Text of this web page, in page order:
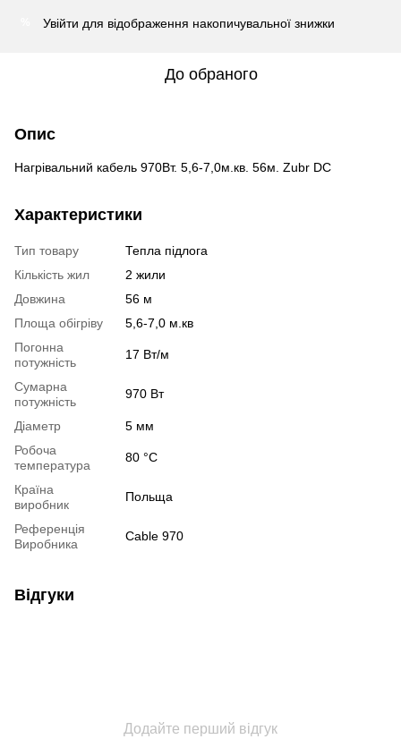
Увійти для відображення накопичувальної знижки
До обраного
Опис
Нагрівальний кабель 970Вт. 5,6-7,0м.кв. 56м. Zubr DC
Характеристики
Тип товару
Тепла підлога
Кількість жил
2 жили
Довжина
56 м
Площа обігріву
5,6-7,0 м.кв
Погонна
потужність
17 Вт/м
Сумарна
потужність
970 Вт
Діаметр
5 мм
Робоча
температура
​​80 °С
Країна
виробник
Польща
Референція
Виробника
Cable 970
Відгуки
Додайте перший відгук